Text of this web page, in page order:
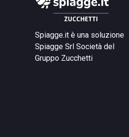
Spiagge.it è una soluzione
Spiagge Srl Società del
Gruppo Zucchetti